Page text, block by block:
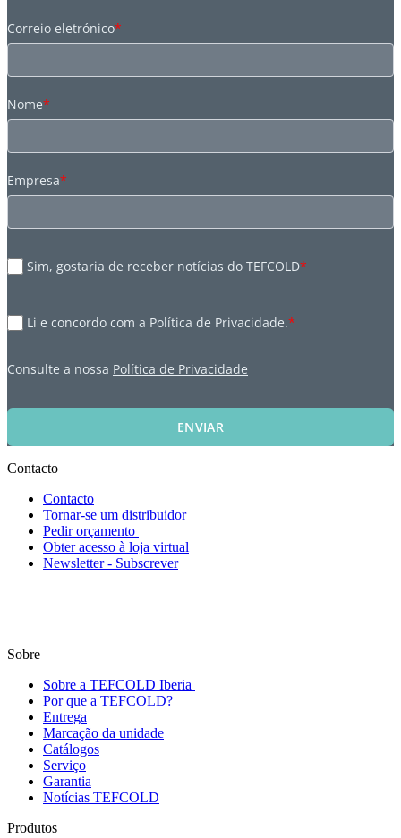
Correio eletrónico*
Nome*
Empresa*
Sim, gostaria de receber notícias do TEFCOLD*
Li e concordo com a Política de Privacidade.*
Consulte a nossa Política de Privacidade
ENVIAR
Contacto
Contacto
Tornar-se um distribuidor
Pedir orçamento
Obter acesso à loja virtual
Newsletter - Subscrever
Sobre
Sobre a TEFCOLD Iberia
Por que a TEFCOLD?
Entrega
Marcação da unidade
Catálogos
Serviço
Garantia
Notícias TEFCOLD
Produtos